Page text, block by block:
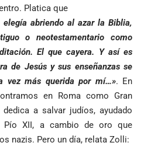
Platica que
elegía abriendo al azar la Biblia,
o neotestamentario como
El que cayera. Y así es
de Jesús y sus enseñanzas se
vez más querida por mí…». En
en Roma como Gran
dedica a salvar judíos, ayudado
Pío XII, a cambio de oro que
nazis. Pero un día, relata Zolli: